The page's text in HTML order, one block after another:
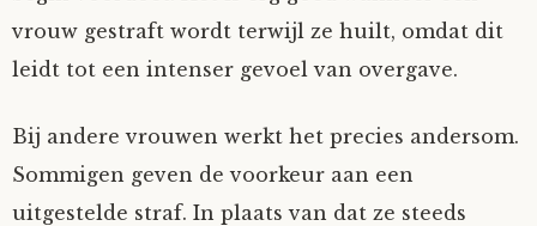
vrouw gestraft wordt terwijl ze huilt, omdat dit
leidt tot een intenser gevoel van overgave.
Bij andere vrouwen werkt het precies andersom.
Sommigen geven de voorkeur aan een
uitgestelde straf. In plaats van dat ze steeds